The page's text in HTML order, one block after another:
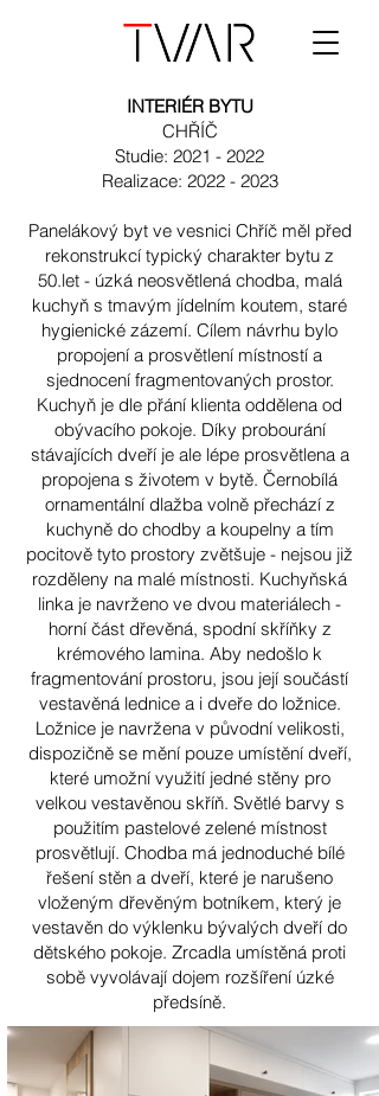
INTERIÉR BYTU
CHŘÍČ
Studie: 2021 - 2022
Realizace: 2022 - 2023
​Panelákový byt ve vesnici Chříč měl před
rekonstrukcí typický charakter bytu z
50.let - úzká neosvětlená chodba, malá
kuchyň s tmavým jídelním koutem, staré
hygienické zázemí. Cílem návrhu bylo
propojení a prosvětlení místností a
sjednocení fragmentovaných prostor.
Kuchyň je dle přání klienta oddělena od
obývacího pokoje. Díky probourání
stávajících dveří je ale lépe prosvětlena a
propojena s životem v bytě. Černobílá
ornamentální dlažba volně přechází z
kuchyně do chodby a koupelny a tím
pocitově tyto prostory zvětšuje - nejsou již
rozděleny na malé místnosti. Kuchyňská
linka je navrženo ve dvou materiálech -
horní část dřevěná, spodní skříňky z
krémového lamina. Aby nedošlo k
fragmentování prostoru, jsou její součástí
vestavěná lednice a i dveře do ložnice.
Ložnice je navržena v původní velikosti,
dispozičně se mění pouze umístění dveří,
které umožní využití jedné stěny pro
velkou vestavěnou skříň. Světlé barvy s
použitím pastelové zelené místnost
prosvětlují. Chodba má jednoduché bílé
řešení stěn a dveří, které je narušeno
vloženým dřevěným botníkem, který je
vestavěn do výklenku bývalých dveří do
dětského pokoje. Zrcadla umístěná proti
sobě vyvolávají dojem rozšíření úzké
předsíně.